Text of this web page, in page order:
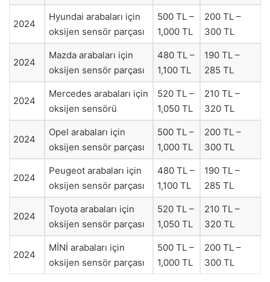
2024
Hyundai arabaları için
oksijen sensör parçası
500 TL –
1,000 TL
200 TL –
300 TL
2024
Mazda arabaları için
oksijen sensör parçası
480 TL –
1,100 TL
190 TL –
285 TL
2024
Mercedes arabaları için
oksijen sensörü
520 TL –
1,050 TL
210 TL –
320 TL
2024
Opel arabaları için
oksijen sensör parçası
500 TL –
1,000 TL
200 TL –
300 TL
2024
Peugeot arabaları için
oksijen sensör parçası
480 TL –
1,100 TL
190 TL –
285 TL
2024
Toyota arabaları için
oksijen sensör parçası
520 TL –
1,050 TL
210 TL –
320 TL
2024
MİNİ arabaları için
oksijen sensör parçası
500 TL –
1,000 TL
200 TL –
300 TL